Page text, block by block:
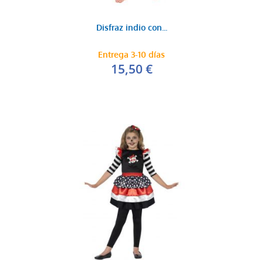
Disfraz indio con...
Entrega 3-10 días
15,50 €